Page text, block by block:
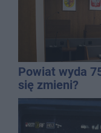
Powiat wyda
się zmieni?